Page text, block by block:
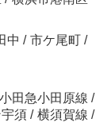
中 / 市ケ尾町 /
小田急小田原線 /
須 / 横須賀線 /